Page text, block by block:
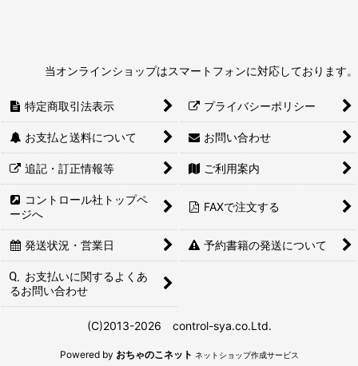
当オンラインショップはスマートフォンに対応しております。
特定商取引法表示 プライバシーポリシー
お支払と送料について お問い合わせ
追記・訂正情報等 ご利用案内
コントロール社トップペ
ージへ
FAXで注文する
発送状況・営業日 予約書籍の発送について
お支払いに関するよくあ
るお問い合わせ
(C)2013-2026 control-sya.co.Ltd.
Powered by おちゃのこネット ネットショップ作成サービス